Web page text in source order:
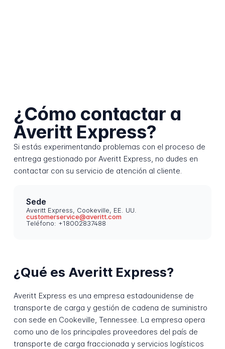
¿Cómo contactar a
Averitt Express?
Si estás experimentando problemas con el proceso de
entrega gestionado por Averitt Express, no dudes en
contactar con su servicio de atención al cliente.
Sede
Averitt Express, Cookeville, EE. UU.
customerservice@averitt.com
Teléfono: +18002837488
¿Qué es Averitt Express?
Averitt Express es una empresa estadounidense de
transporte de carga y gestión de cadena de suministro
con sede en Cookeville, Tennessee. La empresa opera
como uno de los principales proveedores del país de
transporte de carga fraccionada y servicios logísticos